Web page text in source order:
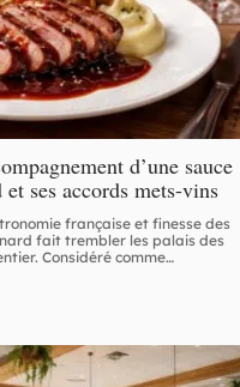
d’une sauce
ses accords mets-vins
française et finesse des
fait trembler les palais des
Considéré comme…